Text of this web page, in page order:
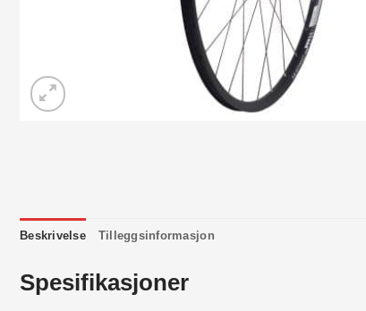
Beskrivelse Tilleggsinformasjon
Spesifikasjoner